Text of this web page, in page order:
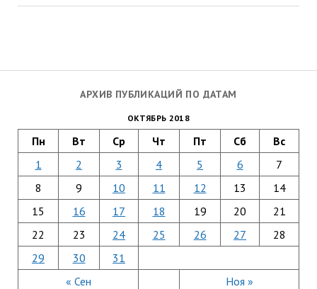
АРХИВ ПУБЛИКАЦИЙ ПО ДАТАМ
ОКТЯБРЬ 2018
Пн Вт Ср Чт Пт Сб Вс
« Сен Ноя »
1 2 3 4 5 6
7
8
9 10 11 12 13
14
15
16 17 18 19 20
21
22
23 24 25 26 27
28
29
30 31